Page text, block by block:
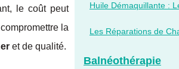
le coût peut
la
et de qualité.
Huile Démaquillante :
Les Réparations de
Balnéothérapie